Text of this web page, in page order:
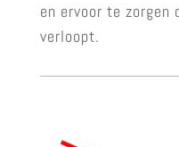
en ervoor te zorgen
verloopt.